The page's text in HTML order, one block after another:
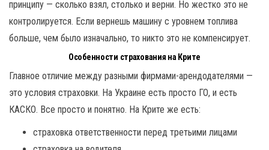
принципу — сколько взял, столько и верни. Но жестко это не
контролируется. Если вернешь машину с уровнем топлива
больше, чем было изначально, то никто это не компенсирует.
Особенности страхования на Крите
Главное отличие между разными фирмами-арендодателями —
это условия страховки. На Украине есть просто ГО, и есть
КАСКО. Все просто и понятно. На Крите же есть:
страховка ответственности перед третьими лицами